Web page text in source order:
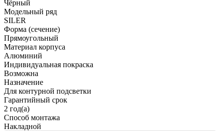
Чёрный
Модельный ряд
SILER
Форма (сечение)
Прямоугольный
Материал корпуса
Алюминий
Индивидуальная покраска
Возможна
Назначение
Для контурной подсветки
Гарантийный срок
2 год(а)
Способ монтажа
Накладной